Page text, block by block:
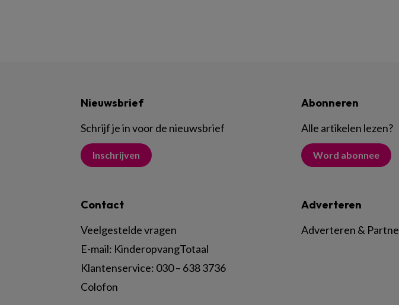
Nieuwsbrief
Schrijf je in voor de nieuwsbrief
Inschrijven
Abonneren
Alle artikelen lezen?
Word abonnee
Contact
Veelgestelde vragen
E-mail: KinderopvangTotaal
Klantenservice: 030 – 638 3736
Colofon
Adverteren
Adverteren &